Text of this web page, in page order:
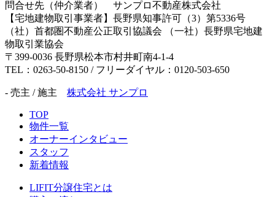
問合せ先（仲介業者） サンプロ不動産株式会社
【宅地建物取引事業者】長野県知事許可（3）第5336号
（社）首都圏不動産公正取引協議会 （一社）長野県宅地建
物取引業協会
〒399-0036 長野県松本市村井町南4-1-4
TEL：0263-50-8150 / フリーダイヤル：0120-503-650
- 売主 / 施主 株式会社 サンプロ
TOP
物件一覧
オーナーインタビュー
スタッフ
新着情報
LIFIT分譲住宅とは